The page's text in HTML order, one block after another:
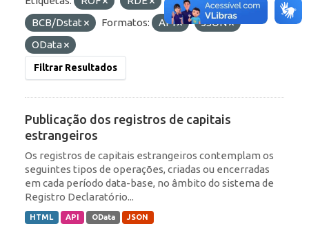
BCB/Dstat
Formatos: API
JSON
OData
Filtrar Resultados
Publicação dos registros de capitais
estrangeiros
Os registros de capitais estrangeiros contemplam os
seguintes tipos de operações, criadas ou encerradas
em cada período data-base, no âmbito do sistema de
Registro Declaratório...
HTML API OData JSON